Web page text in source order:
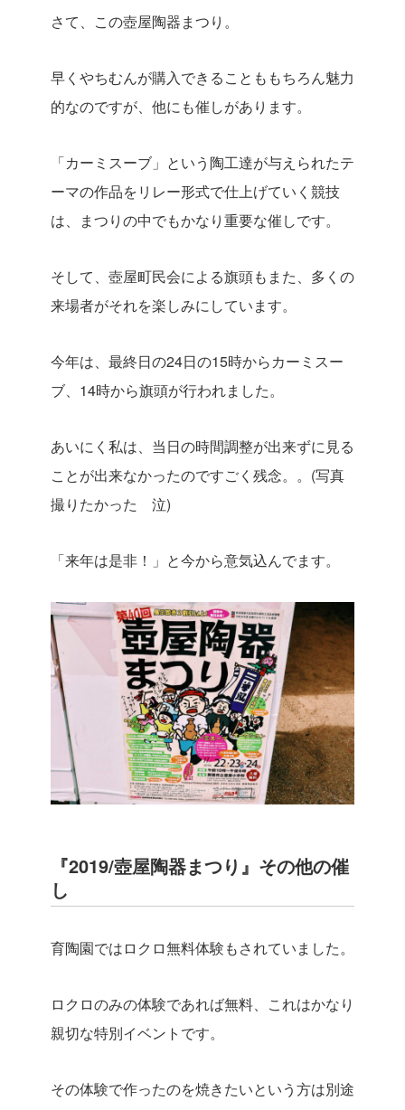
さて、この壺屋陶器まつり。
早くやちむんが購入できることももちろん魅力
的なのですが、他にも催しがあります。
「カーミスーブ」という陶工達が与えられたテ
ーマの作品をリレー形式で仕上げていく競技
は、まつりの中でもかなり重要な催しです。
そして、壺屋町民会による旗頭もまた、多くの
来場者がそれを楽しみにしています。
今年は、最終日の24日の15時からカーミスー
ブ、14時から旗頭が行われました。
あいにく私は、当日の時間調整が出来ずに見る
ことが出来なかったのですごく残念。。(写真
撮りたかった 泣)
「来年は是非！」と今から意気込んでます。
『2019/壺屋陶器まつり』その他の催
し
育陶園ではロクロ無料体験もされていました。
ロクロのみの体験であれば無料、これはかなり
親切な特別イベントです。
その体験で作ったのを焼きたいという方は別途